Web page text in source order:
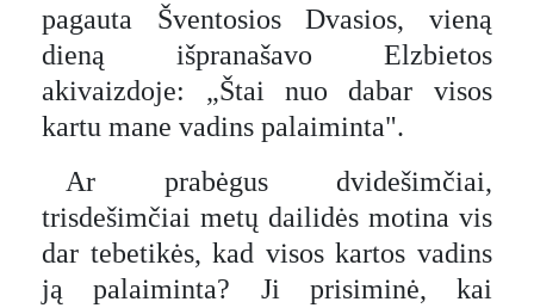
pagauta Šventosios Dvasios, vieną
dieną išpranašavo Elzbietos
akivaizdoje: „Štai nuo dabar visos
kartu mane vadins palaiminta".
Ar prabėgus dvidešimčiai,
trisdešimčiai metų dailidės motina vis
dar tebetikės, kad visos kartos vadins
ją palaiminta? Ji prisiminė, kai